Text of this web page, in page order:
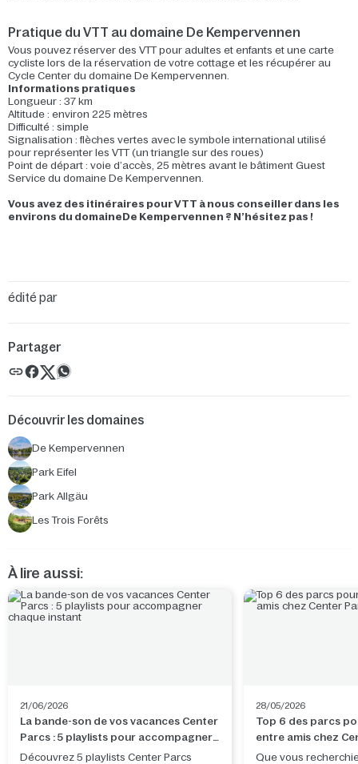
Pratique du VTT au domaine De Kempervennen
Vous pouvez réserver des VTT pour adultes et enfants et une carte
cycliste lors de la réservation de votre cottage et les récupérer au
Cycle Center du domaine De Kempervennen.
Informations pratiques
Longueur : 37 km
Altitude : environ 225 mètres
Difficulté : simple
Signalisation : flèches vertes avec le symbole international utilisé
pour représenter les VTT (un triangle sur des roues)
Point de départ : voie d’accès, 25 mètres avant le bâtiment Guest
Service du domaine De Kempervennen.
Vous avez des itinéraires pour VTT à nous conseiller dans les
environs du domaineDe Kempervennen ? N’hésitez pas !
édité par
Découvrir les domaines
De Kempervennen
Park Eifel
Park Allgäu
Les Trois Forêts
Partager
À lire aussi:
21/06/2026
La bande-son de vos vacances Center
Parcs : 5 playlists pour accompagner
chaque instant
Découvrez 5 playlists Center Parcs
28/05/2026
Top 6 des parcs
entre amis chez
Que vous